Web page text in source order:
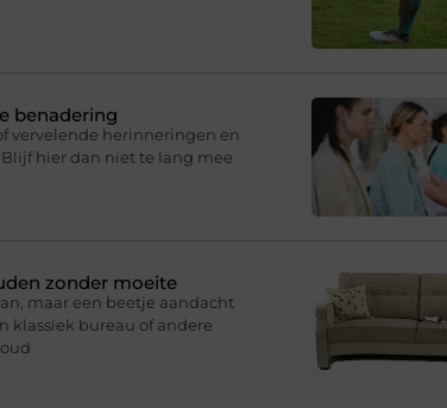
benadering
vervelende herinneringen en
hier dan niet te lang mee
zonder moeite
maar een beetje aandacht
klassiek bureau of andere